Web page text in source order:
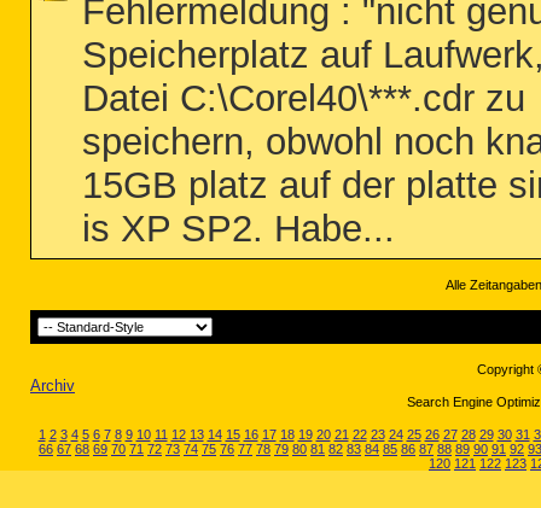
Fehlermeldung : "nicht
Speicherplatz auf
Datei C:\Corel40\***.cdr zu
speichern, obwohl noch
15GB platz auf der platte
is XP SP2. Habe...
Alle
Copyright
Archiv
Search Engine
1 2 3 4 5 6 7 8 9 10 11 12 13 14 15 16 17 18 19 20 21 22 23 24 25 26 27 28 29 30 31
66 67 68 69 70 71 72 73 74 75 76 77 78 79 80 81 82 83 84 85 86 87 88 89 90 91 92 93
120 121 122 123